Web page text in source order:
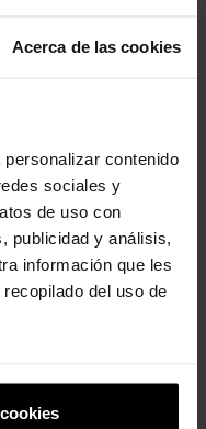
Acerca de las cookies
contenido
sociales y
de uso con
publicidad y análisis,
información que les
del uso de
€ 3,99 €